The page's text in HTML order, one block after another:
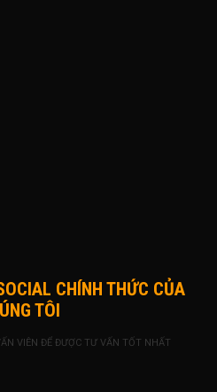
CHÍNH THỨC CỦA
TÔI
VIÊN ĐỂ ĐƯỢC TƯ VẤN TỐT NHẤT